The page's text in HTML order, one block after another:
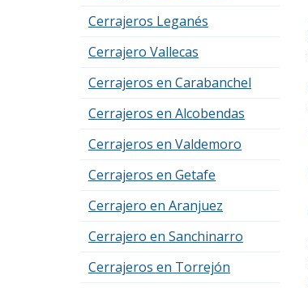
Cerrajeros Leganés
Cerrajero Vallecas
Cerrajeros en Carabanchel
Cerrajeros en Alcobendas
Cerrajeros en Valdemoro
Cerrajeros en Getafe
Cerrajero en Aranjuez
Cerrajero en Sanchinarro
Cerrajeros en Torrejón